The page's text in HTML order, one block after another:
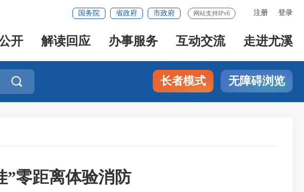
注册 登录
国务院 省政府 市政府 网站支持IPv6
开 解读回应 办事服务 互动交流 走进尤溪
 长者模式 无障碍浏览
零距离体验消防